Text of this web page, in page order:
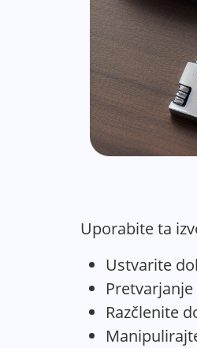
Uporabite ta
Ustvarite
Razčlenite